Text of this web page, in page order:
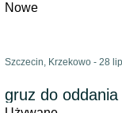
Nowe
Szczecin, Krzekowo - 28
gruz do